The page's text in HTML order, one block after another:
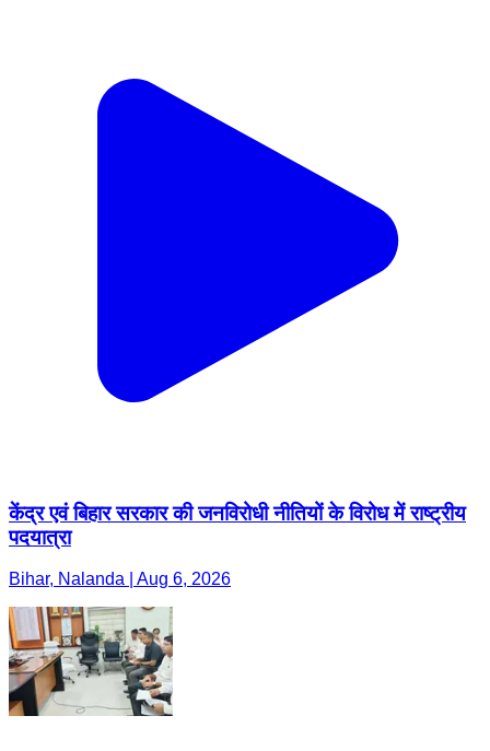
केंद्र एवं बिहार सरकार की जनविरोधी नीतियों के विरोध में राष्ट्रीय
पदयात्रा
Bihar, Nalanda | Aug 6, 2026